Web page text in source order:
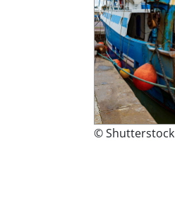
© Shutterstock